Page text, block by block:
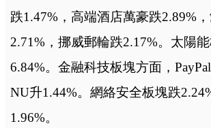
跌1.47%，高端酒店萬豪跌2.89%
2.71%，挪威郵輪跌2.17%。太陽
6.84%。金融科技板塊方面，
NU升1.44%。網絡安全板塊跌
1.96%。